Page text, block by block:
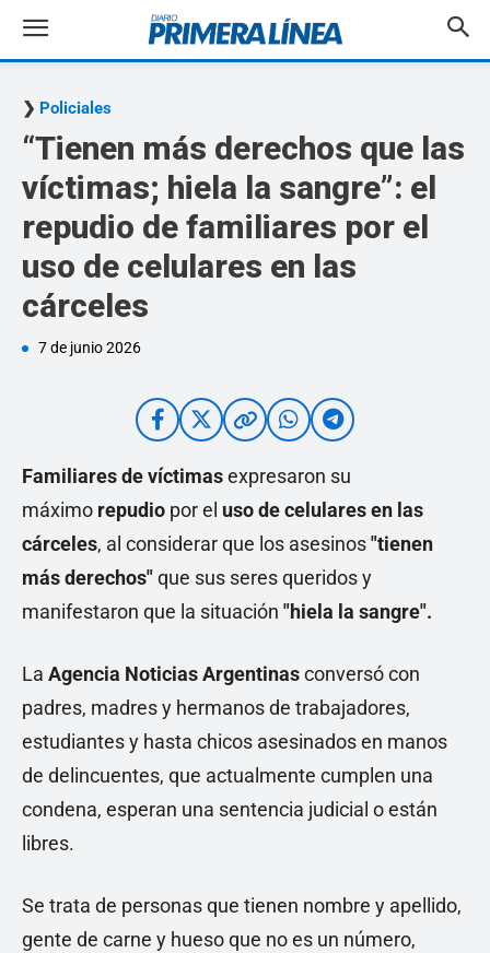
Policiales
“Tienen más derechos que las
víctimas; hiela la sangre”: el
repudio de familiares por el
uso de celulares en las
cárceles
7 de junio 2026
Familiares de víctimasexpresaron su
máximo repudio por el uso de celulares en las
cárceles, al considerar que los asesinos"tienen
más derechos"que sus seres queridos y
manifestaron que la situación "hiela la sangre".
La Agencia Noticias Argentinasconversó con
padres, madres y hermanos de trabajadores,
estudiantes y hasta chicos asesinados en manos
de delincuentes, que actualmente cumplen una
condena, esperan una sentencia judicial o están
libres.
Se trata de personas que tienen nombre y apellido,
gente de carne y hueso que no es un número,